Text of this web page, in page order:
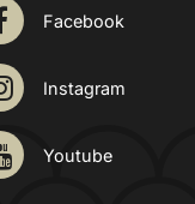
Facebook
Instagram
Youtube